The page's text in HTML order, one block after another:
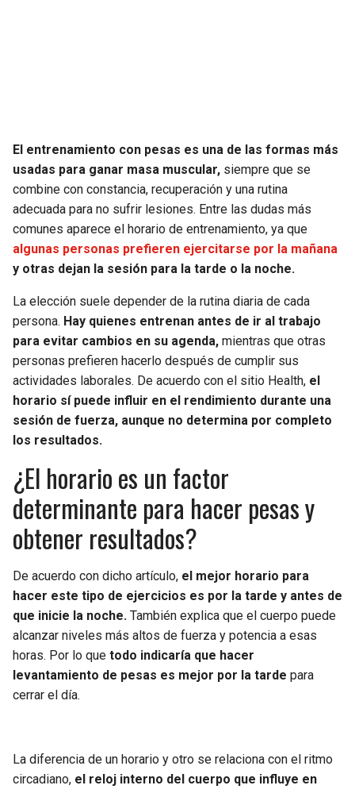
BEARS
LIONS
PACKERS
VIKINGS
FALCONS
PANTHERS
SAINTS
BUCCANEERS
SPURS
NUGGETS
TIMBERWOLVES
THUNDER
TRAIL BLAZERS
JAZZ
El entrenamiento con pesas es una de las formas más
usadas para ganar masa muscular, siempre que se
combine con constancia, recuperación y una rutina
adecuada para no sufrir lesiones. Entre las dudas más
comunes aparece el horario de entrenamiento, ya que
algunas personas prefieren ejercitarse por la mañana
y otras dejan la sesión para la tarde o la noche.
La elección suele depender de la rutina diaria de cada
persona. Hay quienes entrenan antes de ir al trabajo
para evitar cambios en su agenda, mientras que otras
personas prefieren hacerlo después de cumplir sus
actividades laborales. De acuerdo con el sitio Health, el
horario sí puede influir en el rendimiento durante una
sesión de fuerza, aunque no determina por completo
los resultados.
¿El horario es un factor
determinante para hacer pesas y
obtener resultados?
De acuerdo con dicho artículo, el mejor horario para
hacer este tipo de ejercicios es por la tarde y antes de
que inicie la noche. También explica que el cuerpo puede
alcanzar niveles más altos de fuerza y potencia a esas
horas. Por lo que todo indicaría que hacer
levantamiento de pesas es mejor por la tarde para
cerrar el día.
La diferencia de un horario y otro se relaciona con el ritmo
circadiano, el reloj interno del cuerpo que influye en